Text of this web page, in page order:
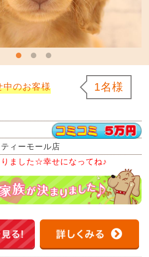
中のお客様 1名様
ィーモール店
ました☆幸せになってね♪